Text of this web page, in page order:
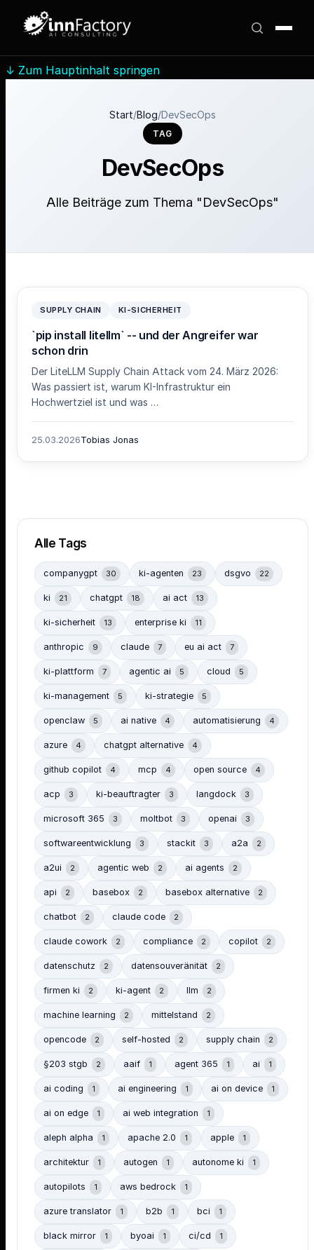
↓ Zum Hauptinhalt springen
Start/Blog/DevSecOps
TAG
DevSecOps
Alle Beiträge zum Thema "DevSecOps"
SUPPLY CHAIN KI-SICHERHEIT
`pip install litellm` -- und der Angreifer war
schon drin
Der LiteLLM Supply Chain Attack vom 24. März 2026:
Was passiert ist, warum KI-Infrastruktur ein
Hochwertziel ist und was …
25.03.2026Tobias Jonas
Alle Tags
companygpt 30 ki-agenten 23 dsgvo 22
ki 21 chatgpt 18 ai act 13
ki-sicherheit 13 enterprise ki 11
anthropic 9 claude 7 eu ai act 7
ki-plattform 7 agentic ai 5 cloud 5
ki-management 5 ki-strategie 5
openclaw 5 ai native 4 automatisierung 4
azure 4 chatgpt alternative 4
github copilot 4 mcp 4 open source 4
acp 3 ki-beauftragter 3 langdock 3
microsoft 365 3 moltbot 3 openai 3
softwareentwicklung 3 stackit 3 a2a 2
a2ui 2 agentic web 2 ai agents 2
api 2 basebox 2 basebox alternative 2
chatbot 2 claude code 2
claude cowork 2 compliance 2 copilot 2
datenschutz 2 datensouveränität 2
firmen ki 2 ki-agent 2 llm 2
machine learning 2 mittelstand 2
opencode 2 self-hosted 2 supply chain 2
§203 stgb 2 aaif 1 agent 365 1 ai 1
ai coding 1 ai engineering 1 ai on device 1
ai on edge 1 ai web integration 1
aleph alpha 1 apache 2.0 1 apple 1
architektur 1 autogen 1 autonome ki 1
autopilots 1 aws bedrock 1
azure translator 1 b2b 1 bci 1
black mirror 1 byoai 1 ci/cd 1